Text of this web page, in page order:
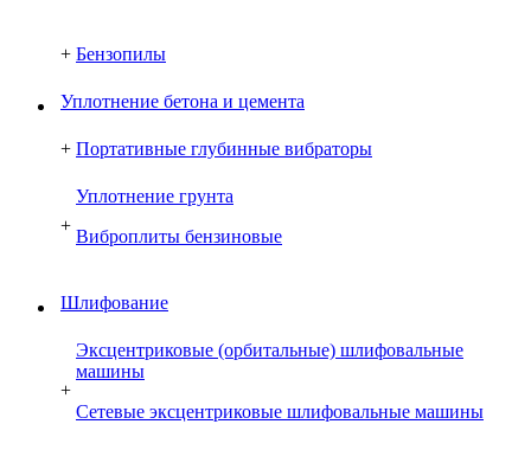
+ Бензопилы
Уплотнение бетона и цемента
+ Портативные глубинные вибраторы
+
Уплотнение грунта
Виброплиты бензиновые
Шлифование
+
Эксцентриковые (орбитальные) шлифовальные
машины
Сетевые эксцентриковые шлифовальные машины